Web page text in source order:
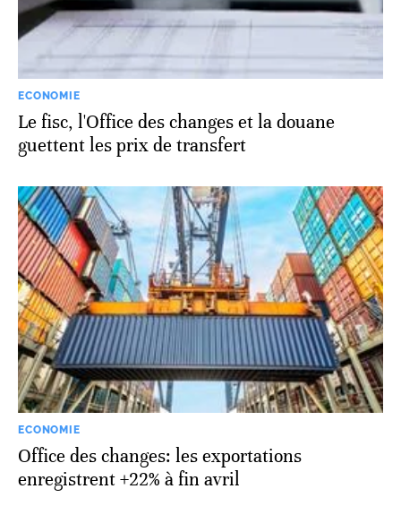
ECONOMIE
Le fisc, l'Office des changes et la douane
guettent les prix de transfert
ECONOMIE
Office des changes: les exportations
enregistrent +22% à fin avril